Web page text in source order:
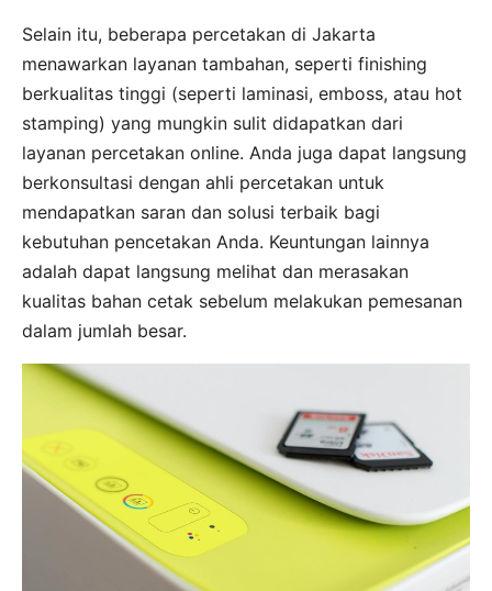
Selain itu, beberapa percetakan di Jakarta
menawarkan layanan tambahan, seperti finishing
berkualitas tinggi (seperti laminasi, emboss, atau hot
stamping) yang mungkin sulit didapatkan dari
layanan percetakan online. Anda juga dapat langsung
berkonsultasi dengan ahli percetakan untuk
mendapatkan saran dan solusi terbaik bagi
kebutuhan pencetakan Anda. Keuntungan lainnya
adalah dapat langsung melihat dan merasakan
kualitas bahan cetak sebelum melakukan pemesanan
dalam jumlah besar.